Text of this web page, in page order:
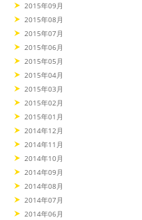
2015年09月
2015年08月
2015年07月
2015年06月
2015年05月
2015年04月
2015年03月
2015年02月
2015年01月
2014年12月
2014年11月
2014年10月
2014年09月
2014年08月
2014年07月
2014年06月